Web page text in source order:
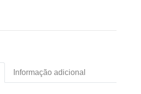
Informação adicional